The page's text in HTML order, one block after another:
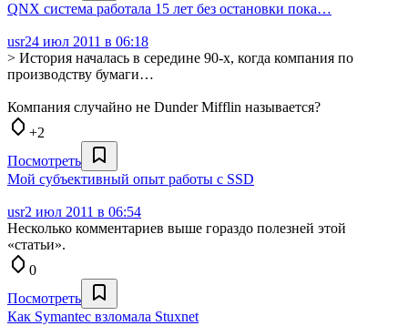
QNX система работала 15 лет без остановки пока…
usr24 июл 2011 в 06:18
> История началась в середине 90-х, когда компания по
производству бумаги…
Компания случайно не Dunder Mifflin называется?
+2
Посмотреть
Мой субъективный опыт работы с SSD
usr2 июл 2011 в 06:54
Несколько комментариев выше гораздо полезней этой
«статьи».
0
Посмотреть
Как Symantec взломала Stuxnet